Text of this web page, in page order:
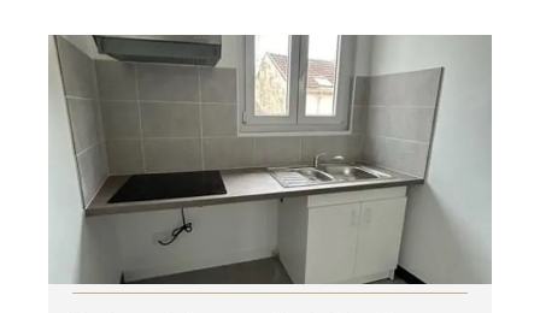
LA FERTE SOUS JOUARRE 77
Appartement Studio à louer
480 €
par mois charges comprises